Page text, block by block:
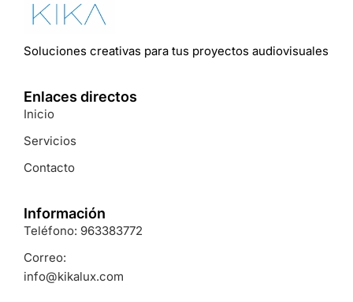
Soluciones creativas para tus proyectos audiovisuales
Enlaces directos
Inicio
Servicios
Contacto
Información
Teléfono: 963383772
Correo:
info@kikalux.com